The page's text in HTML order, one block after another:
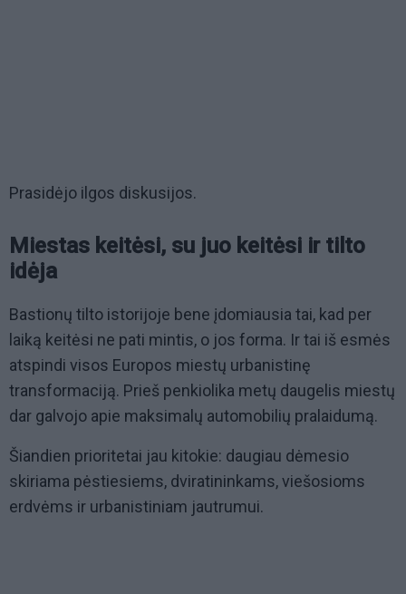
Prasidėjo ilgos diskusijos.
Miestas keitėsi, su juo keitėsi ir tilto
idėja
Bastionų tilto istorijoje bene įdomiausia tai, kad per
laiką keitėsi ne pati mintis, o jos forma. Ir tai iš esmės
atspindi visos Europos miestų urbanistinę
transformaciją. Prieš penkiolika metų daugelis miestų
dar galvojo apie maksimalų automobilių pralaidumą.
Šiandien prioritetai jau kitokie: daugiau dėmesio
skiriama pėstiesiems, dviratininkams, viešosioms
erdvėms ir urbanistiniam jautrumui.